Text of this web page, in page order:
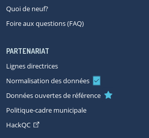
Quoi de neuf?
Foire aux questions (FAQ)
PARTENARIAT
Lignes directrices
Normalisation des données
Données ouvertes de référence
Politique-cadre municipale
HackQC